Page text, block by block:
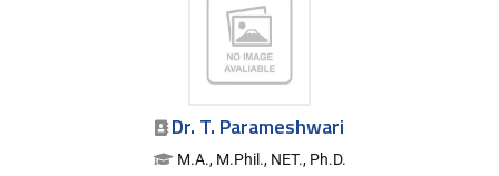
Dr. T. Parameshwari
M.A., M.Phil., NET., Ph.D.